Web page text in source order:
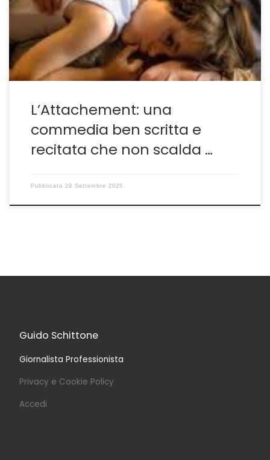
interprete di Valeria Bruni Tedeschi e del cast in
generale ma che non regala molte emozioni allo
spettatore. Il limite del film di Carine Tardieu poggia
sulla ricerca quasi […]
L’Attachement: una
commedia ben scritta e
recitata che non scalda …
Pubblicato 29 Settembre 2025
Guido Schittone
Giornalista Professionista
Privacy e Cookie Policy
Accedi